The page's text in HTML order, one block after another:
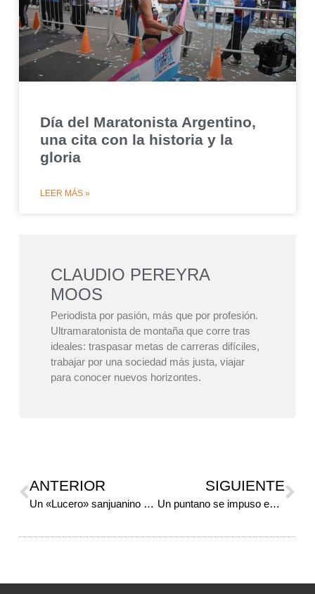
Día del Maratonista Argentino,
una cita con la historia y la
gloria
LEER MÁS »
CLAUDIO PEREYRA
MOOS
Periodista por pasión, más que por profesión.
Ultramaratonista de montaña que corre tras
ideales: traspasar metas de carreras difíciles,
trabajar por una sociedad más justa, viajar
para conocer nuevos horizontes.
ANTERIOR
Un «Lucero» sanjuanino en Mendoza
SIGUIENTE
Un puntano se impuso en la octava